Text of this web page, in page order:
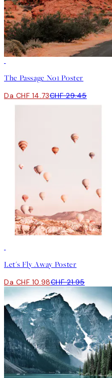
The Passage No1 Poster
Da CHF 14.73CHF 29.45
Let's Fly Away Poster
Da CHF 10.98CHF 21.95